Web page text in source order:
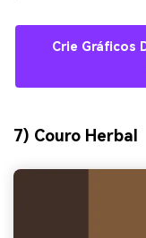
Crie Gráficos
7) Couro Herbal